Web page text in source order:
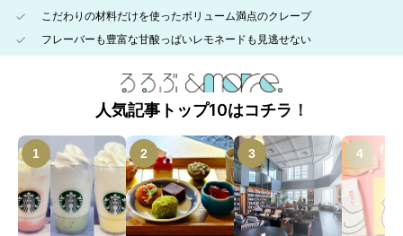
こだわりの材料だけを使ったボリューム満点のクレープ
フレーバーも豊富な甘酸っぱいレモネードも見逃せない
人気記事トップ10はコチラ！